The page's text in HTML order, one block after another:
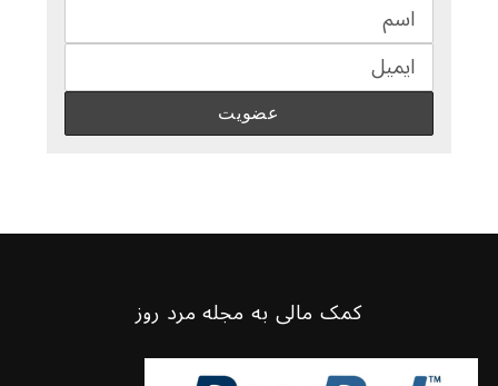
کمک مالی به مجله مرد روز